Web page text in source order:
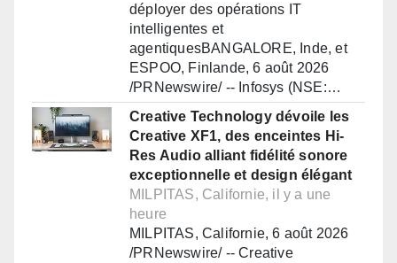
déployer des opérations IT
intelligentes et
agentiquesBANGALORE, Inde, et
ESPOO, Finlande, 6 août 2026
/PRNewswire/ -- Infosys (NSE:…
Creative Technology dévoile les
Creative XF1, des enceintes Hi-
Res Audio alliant fidélité sonore
exceptionnelle et design élégant
MILPITAS, Californie, il y a une
heure
MILPITAS, Californie, 6 août 2026
/PRNewswire/ -- Creative